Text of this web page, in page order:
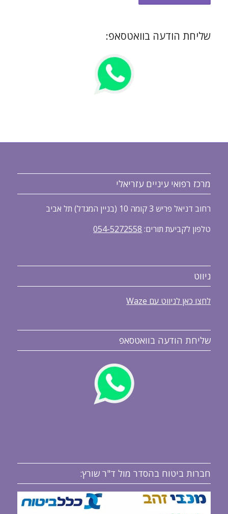
שליחת הודעה בוואטסאפ:
מרכז רפואי עיניים עזריאלי
רחוב דניאל פריש 3 קומה 10 (בניין המגדל) תל אביב
טלפון לקביעת תורים: 054-5272558
ניווט
לחצו כאן לניווט עם Waze
שליחת הודעה בוואטסאפ
חברות ביטוח בהסדר מול ד"ר שורץ: